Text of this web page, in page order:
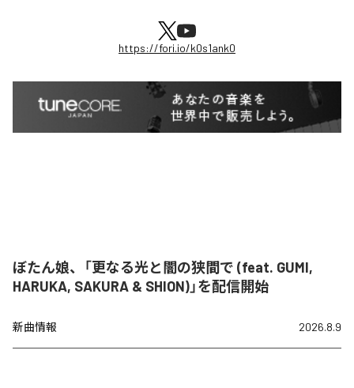
https://fori.io/k0s1ank0
ぼたん娘、「更なる光と闇の狭間で (feat. GUMI,
HARUKA, SAKURA & SHION)」を配信開始
新曲情報 2026.8.9